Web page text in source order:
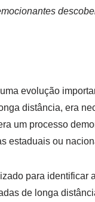
evolução
distância, era
um processo
estaduais ou
para identificar
de longa